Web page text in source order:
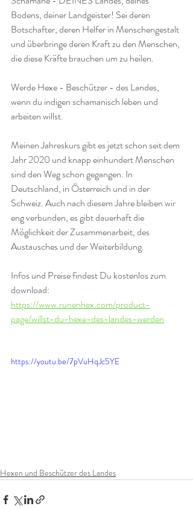
Bodens, deiner Landgeister! Sei deren
Botschafter, deren Helfer in Menschengestalt
und überbringe deren Kraft zu den Menschen,
die diese Kräfte brauchen um zu heilen.
Werde Hexe - Beschützer - des Landes,
wenn du indigen schamanisch leben und
arbeiten willst.
Meinen Jahreskurs gibt es jetzt schon seit dem
Jahr 2020 und knapp einhundert Menschen
sind den Weg schon gegangen. In
Deutschland, in Österreich und in der
Schweiz. Auch nach diesem Jahre bleiben wir
eng verbunden, es gibt dauerhaft die
Möglichkeit der Zusammenarbeit, des
Austausches und der Weiterbildung.
Infos und Preise findest Du kostenlos zum
download:
https://www.runenhex.com/product-
page/willst-du-hexe-des-landes-werden
https://youtu.be/7pVuHqJc5YE
Hexen und Beschützer des Landes